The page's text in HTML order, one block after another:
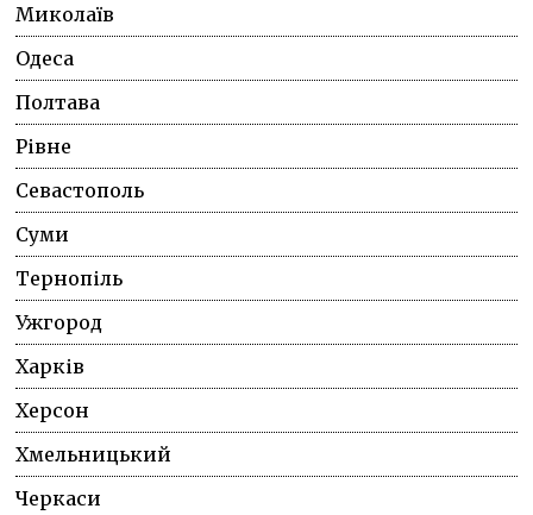
Миколаїв
Одеса
Полтава
Рівне
Севастополь
Суми
Тернопіль
Ужгород
Харків
Херсон
Хмельницький
Черкаси